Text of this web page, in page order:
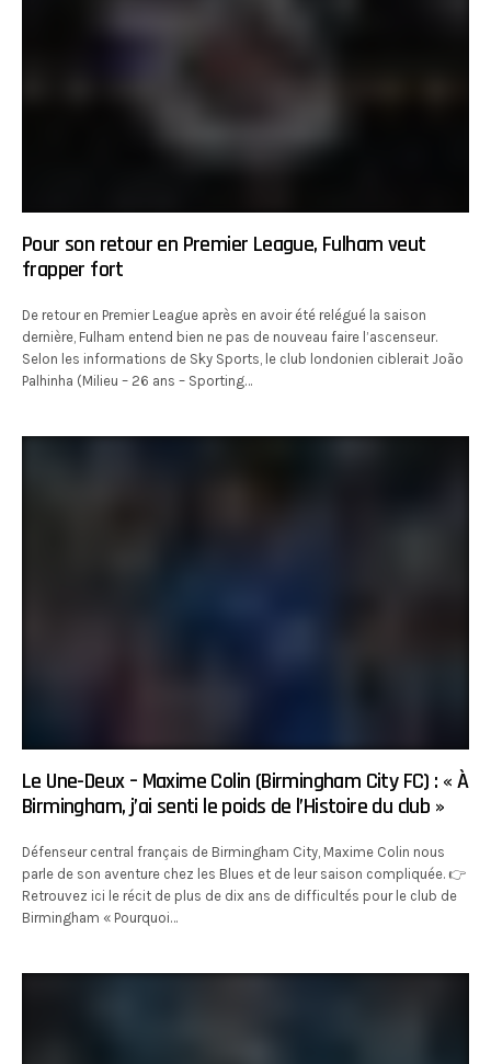
Pour son retour en Premier League, Fulham veut
frapper fort
De retour en Premier League après en avoir été relégué la saison
dernière, Fulham entend bien ne pas de nouveau faire l’ascenseur.
Selon les informations de Sky Sports, le club londonien ciblerait João
Palhinha (Milieu – 26 ans – Sporting…
Le Une-Deux – Maxime Colin (Birmingham City FC) : « À
Birmingham, j’ai senti le poids de l’Histoire du club »
Défenseur central français de Birmingham City, Maxime Colin nous
parle de son aventure chez les Blues et de leur saison compliquée. 👉
Retrouvez ici le récit de plus de dix ans de difficultés pour le club de
Birmingham « Pourquoi…